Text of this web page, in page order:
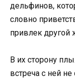
дельфинов,
словно
привлек другой
В их сторону
встреча с ней